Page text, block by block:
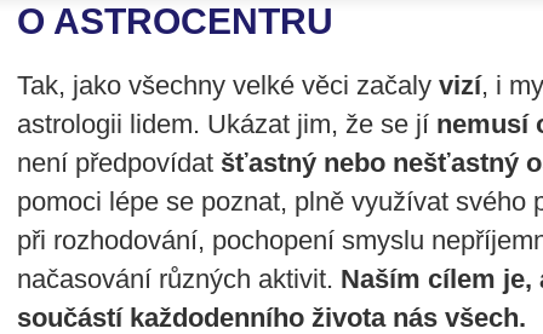
O ASTROCENTRU
Tak, jako všechny velké věci začaly vizí, i
astrologii lidem. Ukázat jim, že se jí nemusí
není předpovídat šťastný nebo nešťastný
pomoci lépe se poznat, plně využívat svého
při rozhodování, pochopení smyslu
načasování různých aktivit. Naším cílem je,
součástí každodenního života nás všech.